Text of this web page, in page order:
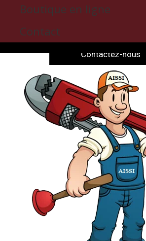
Boutique en ligne
Contact
Contactez-nous